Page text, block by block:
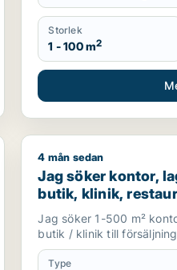
Storlek
1 - 100 m2
Jag söker kontor,
4 mån sedan
Jag söker kontor,
butik, klinik,
fastighetsmark,
eller garage till salu
Falkenberg eller
Jag söker 1-500 m²
butik / klinik till försäljning
Type